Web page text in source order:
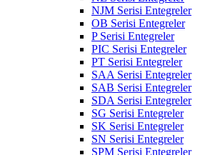
NJM Serisi Entegreler
OB Serisi Entegreler
P Serisi Entegreler
PIC Serisi Entegreler
PT Serisi Entegreler
SAA Serisi Entegreler
SAB Serisi Entegreler
SDA Serisi Entegreler
SG Serisi Entegreler
SK Serisi Entegreler
SN Serisi Entegreler
SPM Serisi Entegreler